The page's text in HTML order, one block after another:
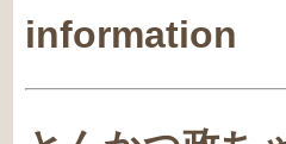
information